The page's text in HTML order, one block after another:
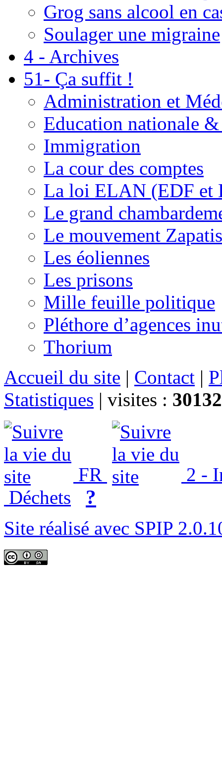
Grog sans alcool en
Soulager une migraine
4 - Archives
51- Ça suffit !
Administration et
Education nationale
Immigration
La cour des comptes
La loi ELAN (EDF et
Le grand
Le mouvement
Les éoliennes
Les prisons
Mille feuille politique
Pléthore d’agences
Thorium
Accueil du site | Contact |
Statistiques | visites :
FR
2 -
Déchets
?
Site réalisé avec SPIP